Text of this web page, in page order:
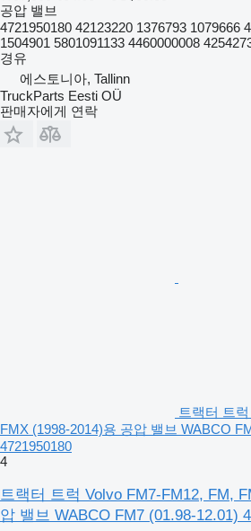
공압 밸브
4721950180 42123220 1376793 1079666
1504901 5801091133 4460000008
경유
에스토니아, Tallinn
TruckParts Eesti OÜ
판매자에게 연락
트랙터 트
FMX (1998-2014)용 공압 밸브 WABCO
4721950180
4
트랙터 트럭 Volvo FM7-FM12, FM,
압 밸브 WABCO FM7 (01.98-12.01)